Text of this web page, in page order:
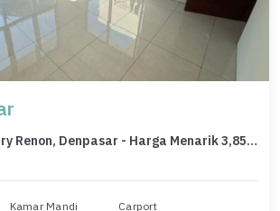
Rumah Area Luxury Renon, Denpasar - Harga Menarik 3,85 Miliar
Kamar Mandi Carport